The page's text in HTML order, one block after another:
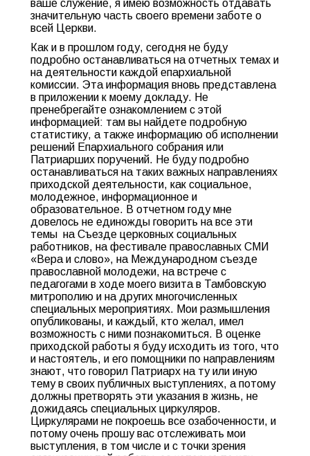
ваше служение, я имею возможность отдавать
значительную часть своего времени заботе о
всей Церкви.
Как и в прошлом году, сегодня не буду
подробно останавливаться на отчетных темах и
на деятельности каждой епархиальной
комиссии. Эта информация вновь представлена
в приложении к моему докладу. Не
пренебрегайте ознакомлением с этой
информацией: там вы найдете подробную
статистику, а также информацию об исполнении
решений Епархиального собрания или
Патриарших поручений. Не буду подробно
останавливаться на таких важных направлениях
приходской деятельности, как социальное,
молодежное, информационное и
образовательное. В отчетном году мне
довелось не единожды говорить на все эти
темы на Съезде церковных социальных
работников, на фестивале православных СМИ
«Вера и слово», на Международном съезде
православной молодежи, на встрече с
педагогами в ходе моего визита в Тамбовскую
митрополию и на других многочисленных
специальных мероприятиях. Мои размышления
опубликованы, и каждый, кто желал, имел
возможность с ними познакомиться. В оценке
приходской работы я буду исходить из того, что
и настоятель, и его помощники по направлениям
знают, что говорил Патриарх на ту или иную
тему в своих публичных выступлениях, а потому
должны претворять эти указания в жизнь, не
дожидаясь специальных циркуляров.
Циркулярами не покроешь все озабоченности, и
потому очень прошу вас отслеживать мои
выступления, в том числе и с точки зрения